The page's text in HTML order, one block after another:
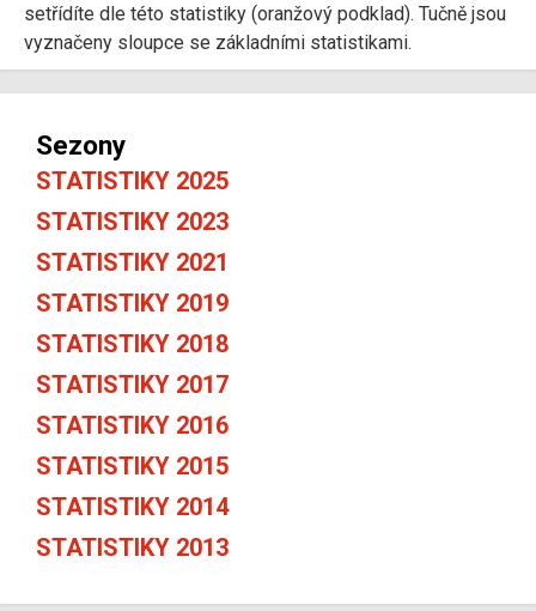
setřídíte dle této statistiky (oranžový podklad). Tučně jsou
vyznačeny sloupce se základními statistikami.
Sezony
STATISTIKY 2025
STATISTIKY 2023
STATISTIKY 2021
STATISTIKY 2019
STATISTIKY 2018
STATISTIKY 2017
STATISTIKY 2016
STATISTIKY 2015
STATISTIKY 2014
STATISTIKY 2013